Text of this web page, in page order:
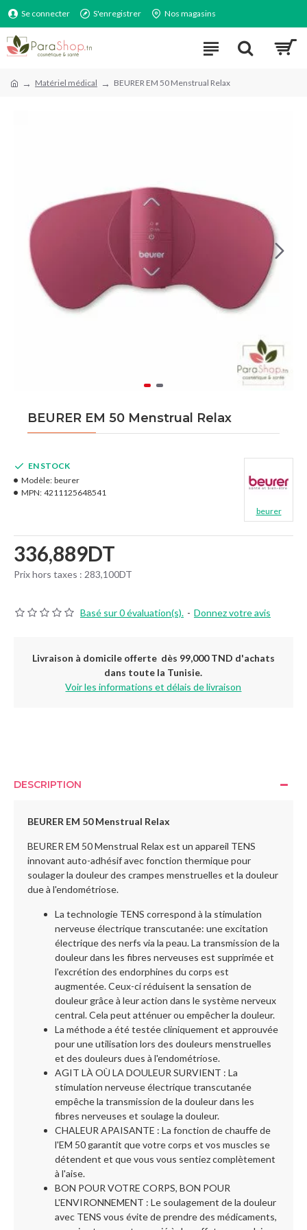
Se connecter S'enregistrer Nos magasins
Matériel médical BEURER EM 50 Menstrual Relax
BEURER EM 50 Menstrual Relax
Basé sur 0 évaluation(s). - Donnez votre avis
336,889DT
Prix hors taxes : 283,100DT
EN STOCK
Modèle: beurer
MPN: 4211125648541
beurer
Livraison à domicile offerte dès 99,000 TND d'achats
dans toute la Tunisie.
Voir les informations et délais de livraison
DESCRIPTION
BEURER EM 50 Menstrual Relax
BEURER EM 50 Menstrual Relax est un appareil TENS
innovant auto-adhésif avec fonction thermique pour
soulager la douleur des crampes menstruelles et la douleur
due à l'endométriose.
La technologie TENS correspond à la stimulation
nerveuse électrique transcutanée: une excitation
électrique des nerfs via la peau. La transmission de la
douleur dans les fibres nerveuses est supprimée et
l'excrétion des endorphines du corps est
augmentée. Ceux-ci réduisent la sensation de
douleur grâce à leur action dans le système nerveux
central. Cela peut atténuer ou empêcher la douleur.
La méthode a été testée cliniquement et approuvée
pour une utilisation lors des douleurs menstruelles
et des douleurs dues à l'endométriose.
AGIT LÀ OÙ LA DOULEUR SURVIENT : La
stimulation nerveuse électrique transcutanée
empêche la transmission de la douleur dans les
fibres nerveuses et soulage la douleur.
CHALEUR APAISANTE : La fonction de chauffe de
l'EM 50 garantit que votre corps et vos muscles se
détendent et que vous vous sentiez complètement
à l'aise.
BON POUR VOTRE CORPS, BON POUR
L'ENVIRONNEMENT : Le soulagement de la douleur
avec TENS vous évite de prendre des médicaments,